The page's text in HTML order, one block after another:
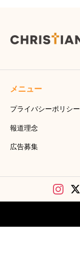
メニュー
プライバシーポリシー
報道理念
広告募集